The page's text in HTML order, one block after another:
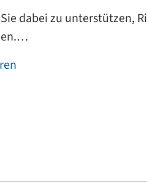
dabei zu unterstützen,